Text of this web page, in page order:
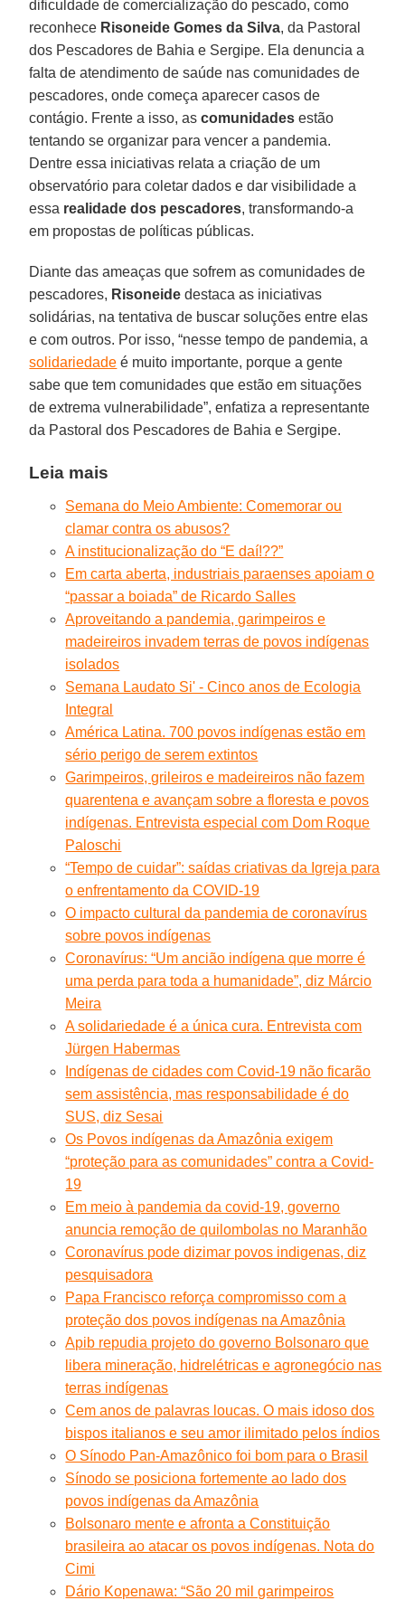
dificuldade de comercialização do pescado, como
reconhece Risoneide Gomes da Silva, da Pastoral
dos Pescadores de Bahia e Sergipe. Ela denuncia a
falta de atendimento de saúde nas comunidades de
pescadores, onde começa aparecer casos de
contágio. Frente a isso, ascomunidades estão
tentando se organizar para vencer a pandemia.
Dentre essa iniciativas relata a criação de um
observatório para coletar dados e dar visibilidade a
essa realidade dos pescadores, transformando-a
em propostas de políticas públicas.
Diante das ameaças que sofrem as comunidades de
pescadores, Risoneide destaca as iniciativas
solidárias, na tentativa de buscar soluções entre elas
e com outros. Por isso, “nesse tempo de pandemia, a
solidariedade é muito importante, porque a gente
sabe que tem comunidades que estão em situações
de extrema vulnerabilidade”, enfatiza a representante
da Pastoral dos Pescadores de Bahia e Sergipe.
Leia mais
Semana do Meio Ambiente: Comemorar ou
clamar contra os abusos?
A institucionalização do “E daí!??”
Em carta aberta, industriais paraenses apoiam o
“passar a boiada” de Ricardo Salles
Aproveitando a pandemia, garimpeiros e
madeireiros invadem terras de povos indígenas
isolados
Semana Laudato Si' - Cinco anos de Ecologia
Integral
América Latina. 700 povos indígenas estão em
sério perigo de serem extintos
Garimpeiros, grileiros e madeireiros não fazem
quarentena e avançam sobre a floresta e povos
indígenas. Entrevista especial com Dom Roque
Paloschi
“Tempo de cuidar”: saídas criativas da Igreja para
o enfrentamento da COVID-19
O impacto cultural da pandemia de coronavírus
sobre povos indígenas
Coronavírus: “Um ancião indígena que morre é
uma perda para toda a humanidade”, diz Márcio
Meira
A solidariedade é a única cura. Entrevista com
Jürgen Habermas
Indígenas de cidades com Covid-19 não ficarão
sem assistência, mas responsabilidade é do
SUS, diz Sesai
Os Povos indígenas da Amazônia exigem
“proteção para as comunidades” contra a Covid-
19
Em meio à pandemia da covid-19, governo
anuncia remoção de quilombolas no Maranhão
Coronavírus pode dizimar povos indigenas, diz
pesquisadora
Papa Francisco reforça compromisso com a
proteção dos povos indígenas na Amazônia
Apib repudia projeto do governo Bolsonaro que
libera mineração, hidrelétricas e agronegócio nas
terras indígenas
Cem anos de palavras loucas. O mais idoso dos
bispos italianos e seu amor ilimitado pelos índios
O Sínodo Pan-Amazônico foi bom para o Brasil
Sínodo se posiciona fortemente ao lado dos
povos indígenas da Amazônia
Bolsonaro mente e afronta a Constituição
brasileira ao atacar os povos indígenas. Nota do
Cimi
Dário Kopenawa: “São 20 mil garimpeiros